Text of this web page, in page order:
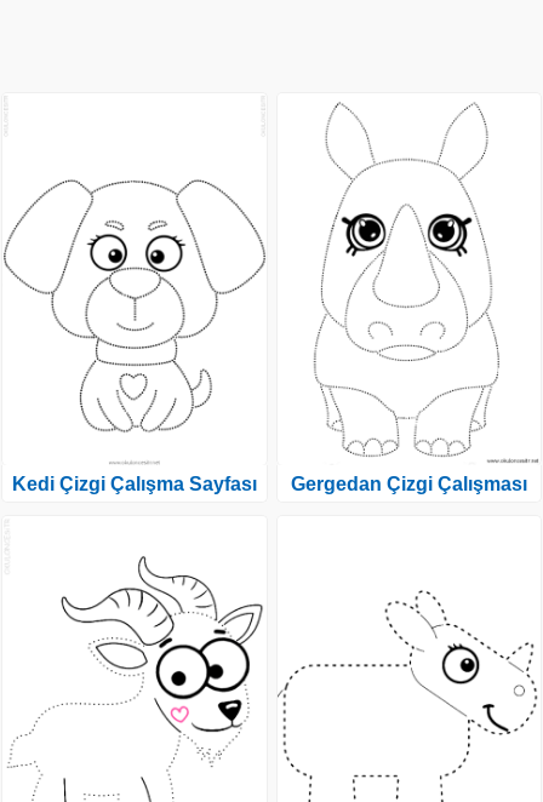
Kedi Çizgi Çalışma Sayfası Gergedan Çizgi Çalışması